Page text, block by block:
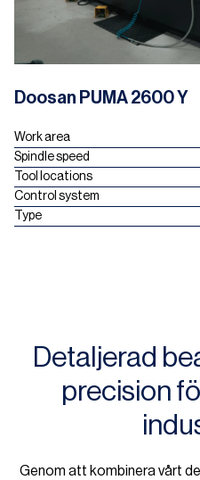
Doosan PUMA 2600 Y
Work area
Spindle speed
Tool locations
Control system
Type
Detaljerad
precision
Genom att kombinera vårt